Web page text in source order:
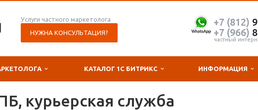
Услуги частного маркетолога
НУЖНА КОНСУЛЬТАЦИЯ?
+7 (812)
+7 (966)
частный
КАТАЛОГ 1С БИТРИКС ИНФОРМАЦИЯ
курьерская служба